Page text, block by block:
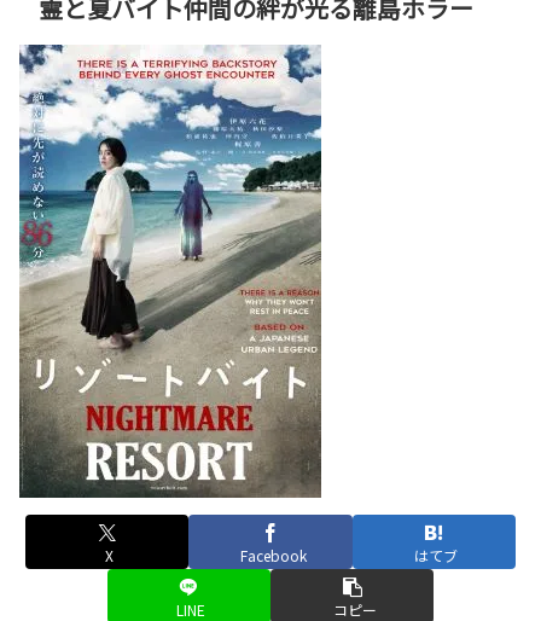
霊と夏バイト仲間の絆が光る離島ホラー
X Facebook はてブ
LINE コピー